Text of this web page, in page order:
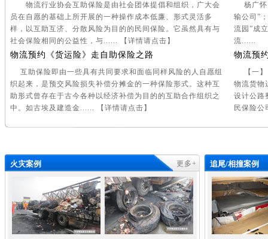
物流行业协会互助保险是由社会团体提倡和组织，广大会
员在自愿的基础上所开展的一种操作成本低廉、形式灵活多
样，以互助互济、分散风险为目的的民间保险。它虽然具有与
社会保险相同的公益性，与...... 【 详情请点击 】
物流预约《货运险》走自助保险之路
互助保险即由一些具有共同要求和面临同样风险的人自愿组
织起来，是预交风险损失补偿分摊金的一种保险形式。这种互
助形式曾存在于古今各种以经济补偿为目的的互助合作组织之
中。如古埃及建造金...... 【 详情请点击 】
杨广怀
输公司”
流园”成
流......
物流预
【一】
物流货物
设计公路
民保险
火灾案例 更多+ 追尾/相撞案例